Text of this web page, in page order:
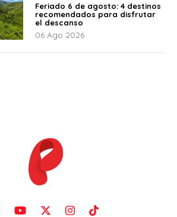
Feriado 6 de agosto: 4 destinos
recomendados para disfrutar
el descanso
06 Ago 2026